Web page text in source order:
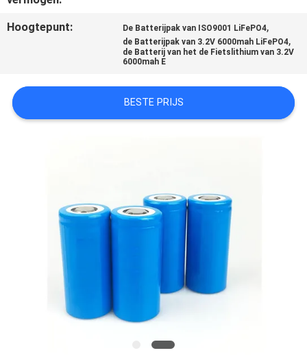
VRAAG
SITEMAP
Hoogtepunt: De Batterijpak van ISO9001 LiFePO4,
de Batterijpak van 3.2V 6000mah LiFePO4,
de Batterij van het de Fietslithium van 3.2V
6000mah E
BESTE PRIJS